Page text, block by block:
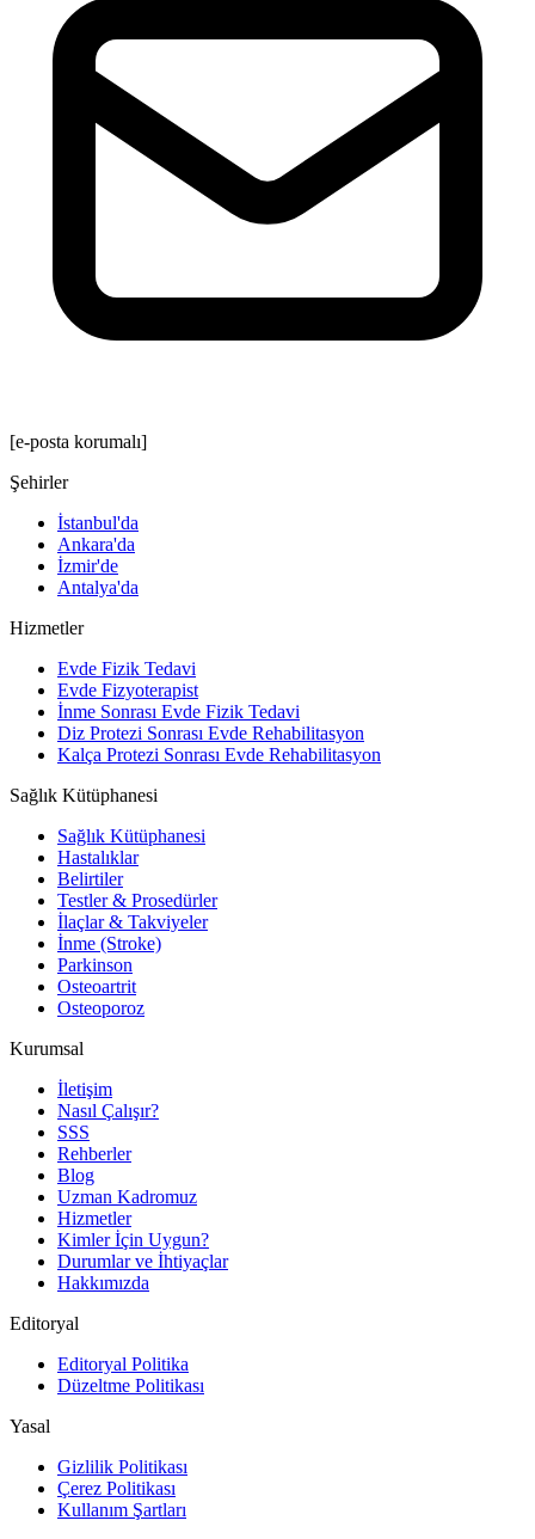
[e-posta korumalı]
Şehirler
İstanbul'da
Ankara'da
İzmir'de
Antalya'da
Hizmetler
Evde Fizik Tedavi
Evde Fizyoterapist
İnme Sonrası Evde Fizik Tedavi
Diz Protezi Sonrası Evde Rehabilitasyon
Kalça Protezi Sonrası Evde Rehabilitasyon
Sağlık Kütüphanesi
Sağlık Kütüphanesi
Hastalıklar
Belirtiler
Testler & Prosedürler
İlaçlar & Takviyeler
İnme (Stroke)
Parkinson
Osteoartrit
Osteoporoz
Kurumsal
İletişim
Nasıl Çalışır?
SSS
Rehberler
Blog
Uzman Kadromuz
Hizmetler
Kimler İçin Uygun?
Durumlar ve İhtiyaçlar
Hakkımızda
Editoryal
Editoryal Politika
Düzeltme Politikası
Yasal
Gizlilik Politikası
Çerez Politikası
Kullanım Şartları